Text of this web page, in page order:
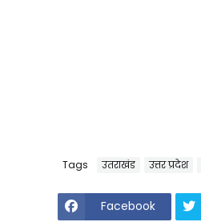
Tags उतराखंड उत्तर प्रदेश
Facebook